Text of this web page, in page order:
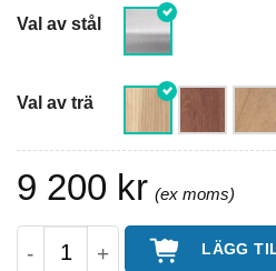
Val av stål
Val av trä
9 200 kr
BEVEL bänk utan ryggstöd
LÄGG